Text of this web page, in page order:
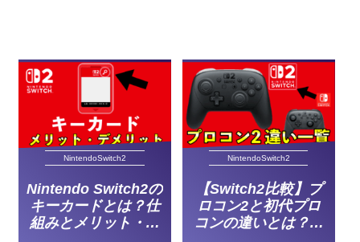
NintendoSwitch2
Nintendo Switch2の
キーカードとは？仕
組みとメリット・デ
NintendoSwitch2
【Switch2比較】プ
ロコン2と初代プロ
コンの違いとは？買